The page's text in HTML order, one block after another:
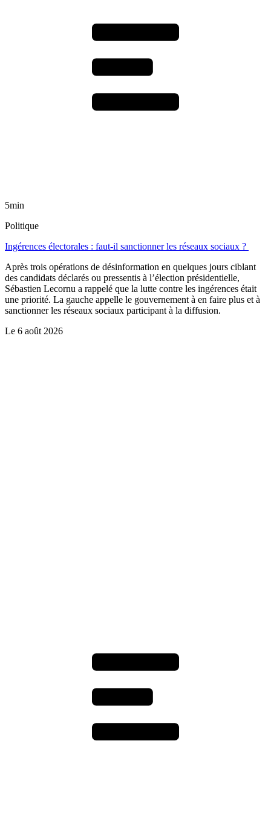
5min
Politique
Ingérences électorales : faut-il sanctionner les réseaux sociaux ?
Après trois opérations de désinformation en quelques jours ciblant
des candidats déclarés ou pressentis à l’élection présidentielle,
Sébastien Lecornu a rappelé que la lutte contre les ingérences était
une priorité. La gauche appelle le gouvernement à en faire plus et à
sanctionner les réseaux sociaux participant à la diffusion.
Le 6 août 2026